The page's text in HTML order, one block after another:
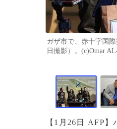
ガザ市で、赤十字国
日撮影）。(c)Omar
【1月26日 AFP